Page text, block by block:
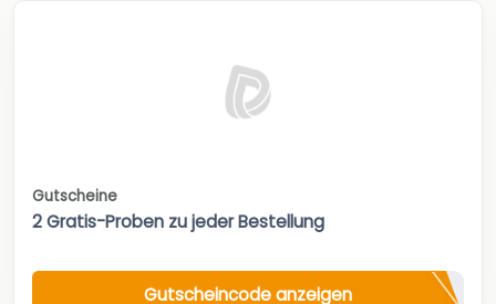
Gutscheine
2 Gratis-Proben zu jeder Bestellung
Gutscheincode anzeigen